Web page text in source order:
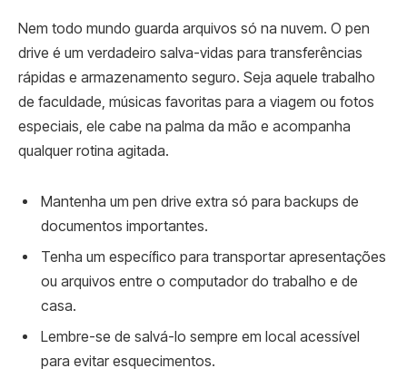
Nem todo mundo guarda arquivos só na nuvem. O pen
drive é um verdadeiro salva-vidas para transferências
rápidas e armazenamento seguro. Seja aquele trabalho
de faculdade, músicas favoritas para a viagem ou fotos
especiais, ele cabe na palma da mão e acompanha
qualquer rotina agitada.
Mantenha um pen drive extra só para backups de
documentos importantes.
Tenha um específico para transportar apresentações
ou arquivos entre o computador do trabalho e de
casa.
Lembre-se de salvá-lo sempre em local acessível
para evitar esquecimentos.